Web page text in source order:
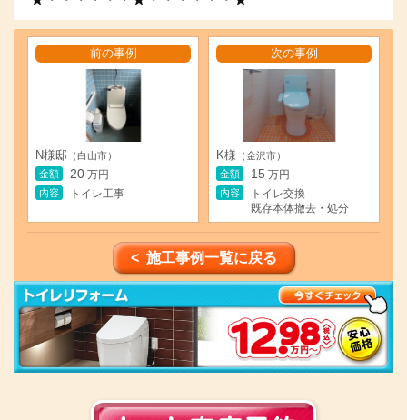
前の事例
N様邸 （白山市）
金額
20 万円
内容
トイレ工事
次の事例
K様 （金沢市）
金額
15 万円
内容
トイレ交換
既存本体撤去・処分
< 施工事例一覧に戻る